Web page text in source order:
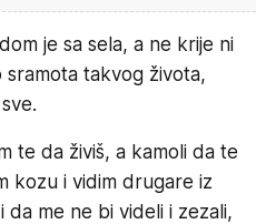
je sa sela, a ne krije ni
takvog života,
te da živiš, a kamoli da te
kozu i vidim drugare iz
me ne bi videli i zezali,